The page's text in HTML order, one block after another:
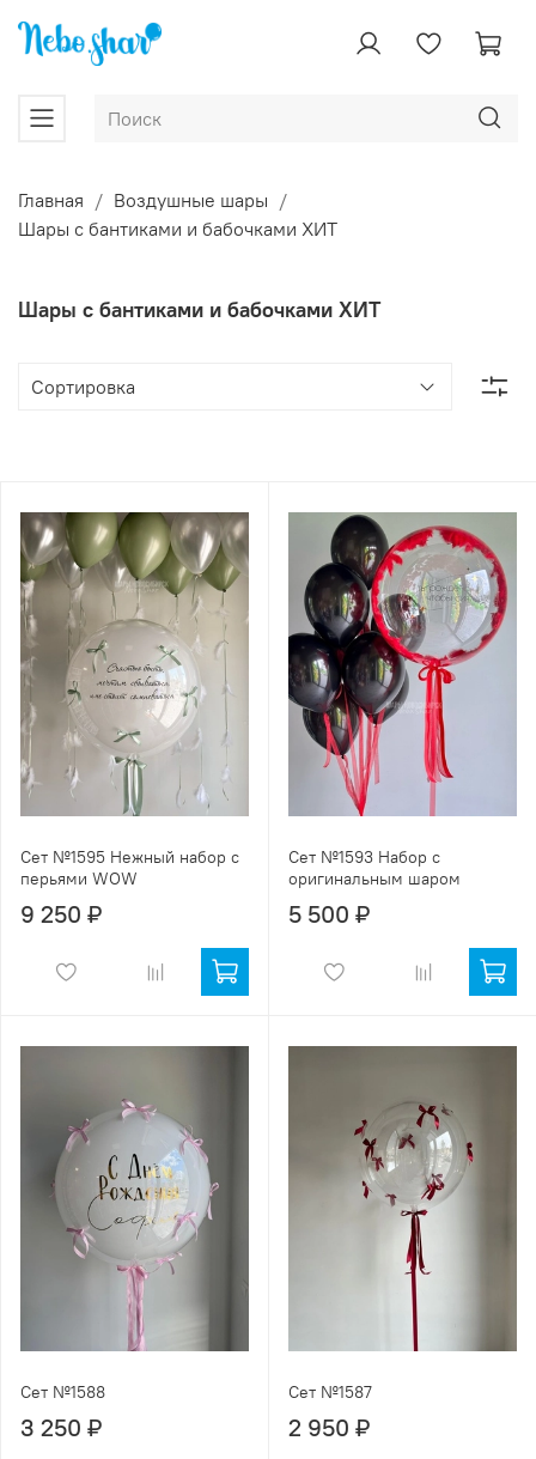
Главная
Воздушные шары
Шары с бантиками и бабочками ХИТ
Шары с бантиками и бабочками ХИТ
Сет №1595 Нежный набор с
перьями WOW
9 250 ₽
Сет №1593 Набор с
оригинальным шаром
5 500 ₽
Сет №1588
3 250 ₽
Сет №1587
2 950 ₽